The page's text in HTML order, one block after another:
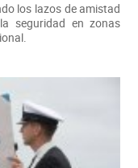
los lazos de amistad
seguridad en zonas